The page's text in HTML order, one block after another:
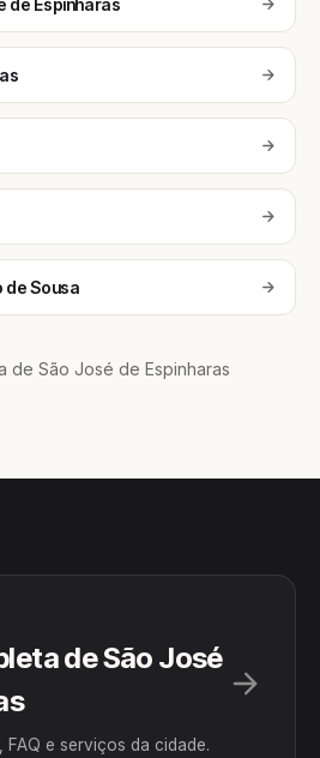
de Espinharas
de Sousa
de São José de Espinharas
de São José
e serviços da cidade.